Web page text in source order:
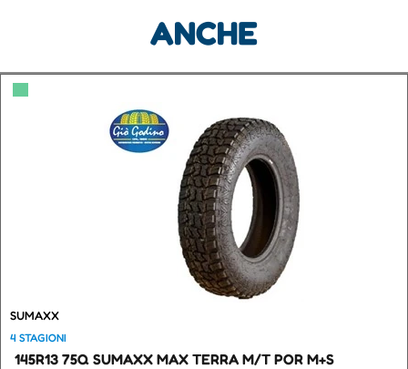
ANCHE
▀
SUMAXX
4 STAGIONI
145R13 75Q SUMAXX MAX TERRA M/T POR M+S